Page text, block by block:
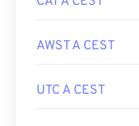
AWST A CEST
UTC A CEST